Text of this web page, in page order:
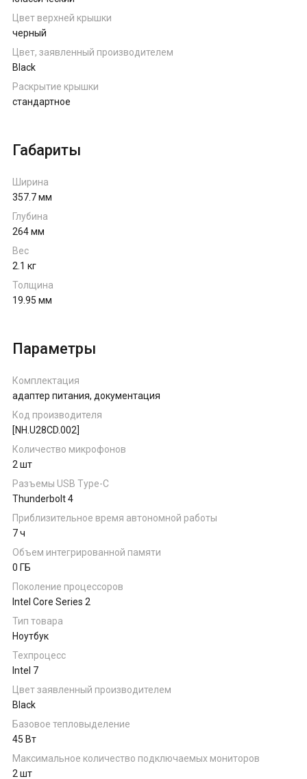
Цвет верхней крышки
черный
Цвет, заявленный производителем
Black
Раскрытие крышки
стандартное
Габариты
Ширина
357.7 мм
Глубина
264 мм
Вес
2.1 кг
Толщина
19.95 мм
Параметры
Комплектация
адаптер питания, документация
Код производителя
[NH.U28CD.002]
Количество микрофонов
2 шт
Разъемы USB Type-C
Thunderbolt 4
Приблизительное время автономной работы
7 ч
Объем интегрированной памяти
0 ГБ
Поколение процессоров
Intel Core Series 2
Тип товара
Ноутбук
Техпроцесс
Intel 7
Цвет заявленный производителем
Black
Базовое тепловыделение
45 Вт
Максимальное количество подключаемых мониторов
2 шт